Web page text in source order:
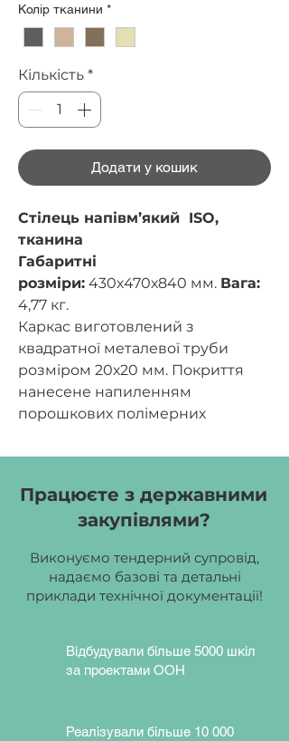
Колір тканини *
Кількість *
Додати у кошик
Стілець напівм’який ISO,
тканина
Габаритні
розміри: 430х470х840 мм. Вага:
4,77 кг.
Каркас виготовлений з
квадратної металевої труби
розміром 20х20 мм. Покриття
нанесене напиленням
порошкових полімерних
наповнені поролоном товщиною
Колір тканини: капучино, лате,
сірий, крем.
(RAL9005), сірий (RAL7035).
Працюєте з державними
закупівлями?
Виконуємо тендерний супровід,
надаємо базові та детальні
приклади технічної документації!
Відбудували більше 5000 шкіл
за проектами ООН
Реалізували більше 10 000